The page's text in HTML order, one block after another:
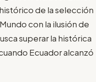
de la selección
con la ilusión de
superar la histórica
Ecuador alcanzó